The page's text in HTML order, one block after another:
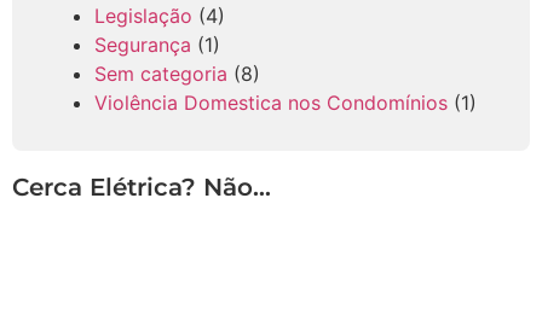
Cerca Elétrica? Não…
Legislação (4)
Segurança (1)
Sem categoria (8)
Violência Domestica nos Condomínios (1)